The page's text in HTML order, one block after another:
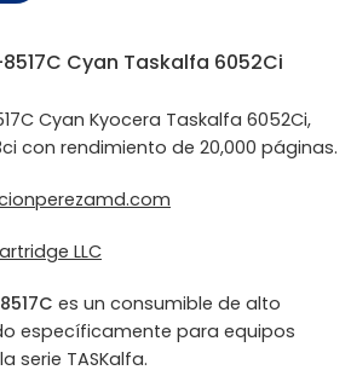
Cyan Taskalfa 6052Ci
Cyan Kyocera Taskalfa 6052Ci,
con rendimiento de 20,000 páginas.
LLC
es un consumible de alto
específicamente para equipos
serie TASKalfa.